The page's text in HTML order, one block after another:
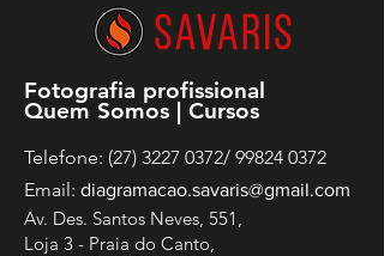
Fotografia profissional
Quem Somos | Cursos
Telefone: (27) 3227 0372/ 99824 0372
Email: diagramacao.savaris@gmail.com
Av. Des. Santos Neves, 551,
Loja 3 - Praia do Canto,